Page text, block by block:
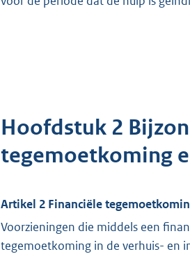
Hoofdstuk 2
tegemoetkoming
Artikel 2 Financiële
Voorzieningen die middels een
tegemoetkoming in de verhuis- en